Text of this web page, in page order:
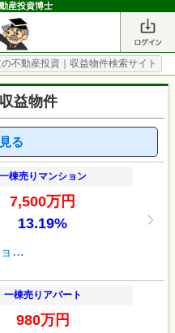
産投資博士
不動産投資｜収益物件検索サイト
益物件
る
ョ…
一棟売りマンション
7,500万円
13.19%
一棟売りアパート
980万円